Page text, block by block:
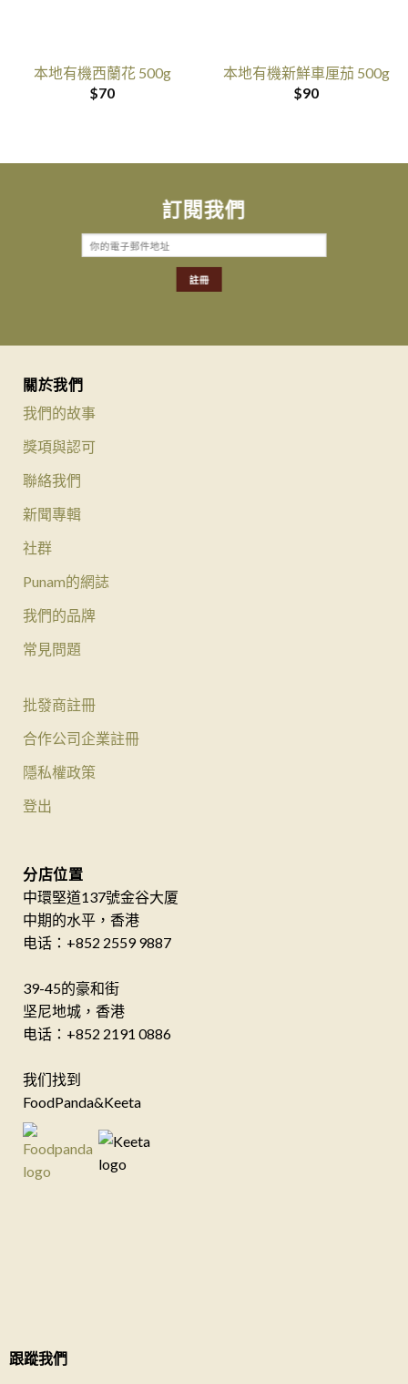
本地有機西蘭花 500g
$70
本地有機新鮮車厘茄 500g
$90
訂閱我們
關於我們
我們的故事
獎項與認可
聯絡我們
新聞專輯
社群
Punam的網誌
我們的品牌
常見問題
批發商註冊
合作公司企業註冊
隱私權政策
登出
分店位置
中環堅道137號金谷大厦
中期的水平，香港
电话：+852 2559 9887
39-45的豪和街
坚尼地城，香港
电话：+852 2191 0886
我们找到
FoodPanda&Keeta
跟蹤我們